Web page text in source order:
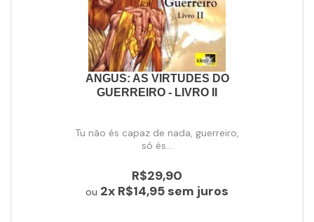
ANGUS: AS VIRTUDES DO
GUERREIRO - LIVRO II
Tu não és capaz de nada, guerreiro,
só és...
R$29,90
ou 2x R$14,95 sem juros